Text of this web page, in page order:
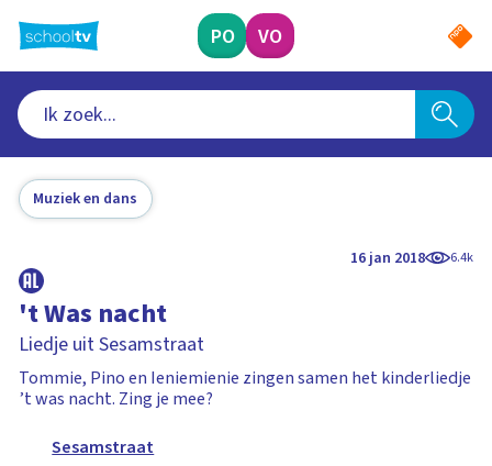
naar
hoofdinhoud
PO VO
Muziek en dans
16 jan 2018 6.4k
't Was nacht
Liedje uit Sesamstraat
Tommie, Pino en Ieniemienie zingen samen het kinderliedje
’t was nacht. Zing je mee?
Sesamstraat